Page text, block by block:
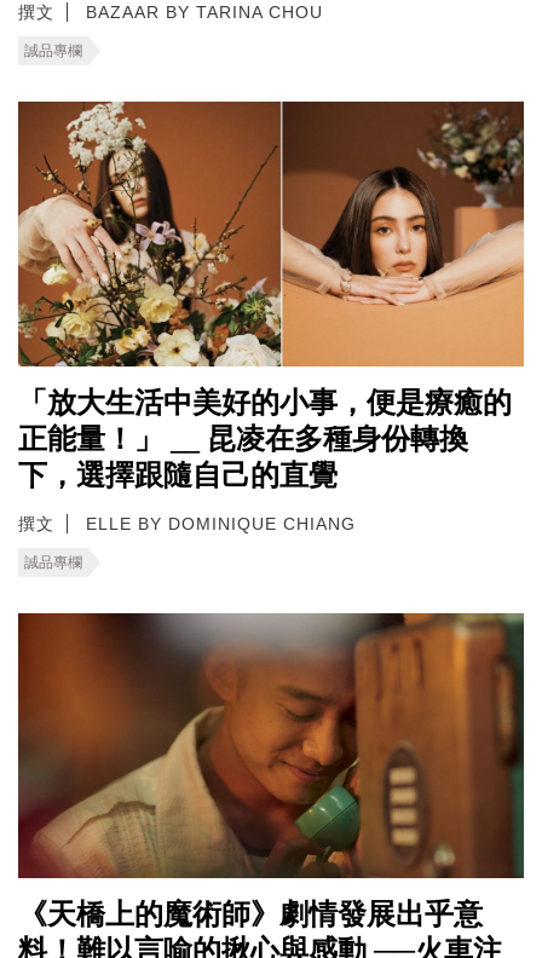
撰文 BAZAAR BY TARINA CHOU
誠品專欄
「放大生活中美好的小事，便是療癒的
正能量！」 __ 昆凌在多種身份轉換
下，選擇跟隨自己的直覺
撰文 ELLE BY DOMINIQUE CHIANG
誠品專欄
《天橋上的魔術師》劇情發展出乎意
料！難以言喻的揪心與感動 ──火車注